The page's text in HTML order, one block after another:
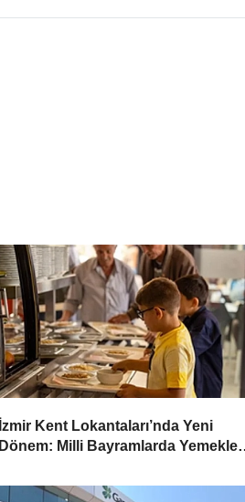
İzmir Kent Lokantaları’nda Yeni
Dönem: Milli Bayramlarda Yemekler